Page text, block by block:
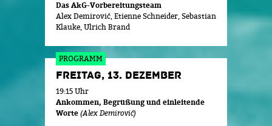
Das AkG-Vorbereitungsteam
Alex Demirović, Etienne Schneider, Sebastian
Klauke, Ulrich Brand
PROGRAMM
FREITAG, 13. DEZEMBER
19:15 Uhr
Ankommen, Begrüßung und einleitende
Worte(Alex Demirović)